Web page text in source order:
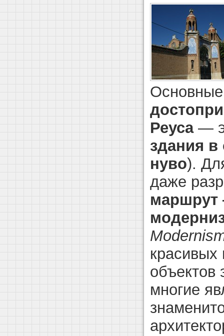
Основные
Реуса—
здания
нуво).
даже
маршрут
красивых
объектов
многие